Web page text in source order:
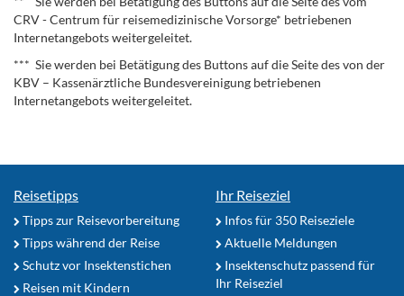
CRV - Centrum für reisemedizinische Vorsorge* betriebenen
Internetangebots weitergeleitet.
*** Sie werden bei Betätigung des Buttons auf die Seite des von der
KBV – Kassenärztliche Bundesvereinigung betriebenen
Internetangebots weitergeleitet.
Reisetipps
Tipps zur Reisevorbereitung
Tipps während der Reise
Schutz vor Insektenstichen
Reisen mit Kindern
Ihr Reiseziel
Infos für 350 Reiseziele
Aktuelle Meldungen
Insektenschutz passend für
Ihr Reiseziel